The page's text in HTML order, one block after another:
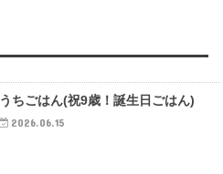
うちごはん(祝9歳！誕生日ごはん)
2026.06.15